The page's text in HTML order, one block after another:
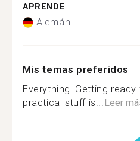
APRENDE
Alemán
Mis temas preferidos
Everything! Getting
practical stuff is...Leer